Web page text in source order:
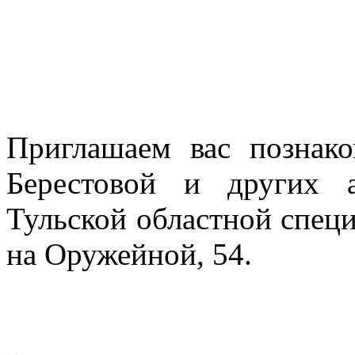
Приглашаем вас
Берестовой и других
Тульской областной
на Оружейной, 54.